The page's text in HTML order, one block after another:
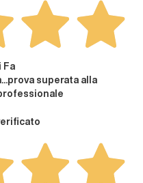
Fa
superata alla